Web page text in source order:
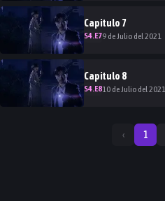
Capitulo 7
S4.E79 de Julio del 2021
Capitulo 8
S4.E810 de Julio del 2021
‹ 1